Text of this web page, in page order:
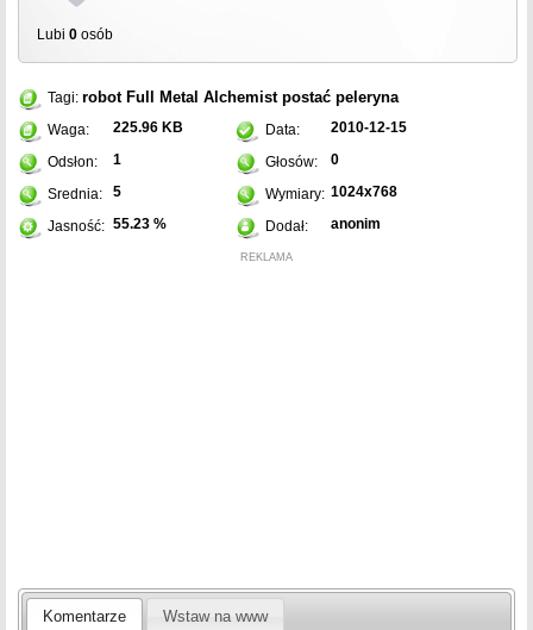
Lubi 0 osób
Tagi: robot Full Metal Alchemist postać peleryna
Waga: 225.96 KB Data: 2010-12-15
Odsłon: 1 Głosów: 0
Srednia: 5 Wymiary: 1024x768
Jasność: 55.23 % Dodał: anonim
REKLAMA
Komentarze Wstaw na www